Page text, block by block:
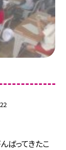
ばってきたこ